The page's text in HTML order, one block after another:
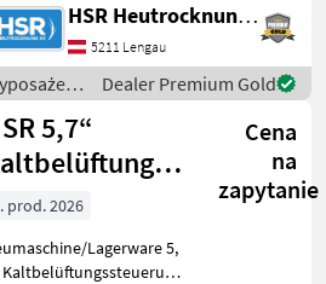
Mittelformat:
00mm = 3,
Fläche
auch in 3,
Stärke verfüg
HSR Heutrocknung SR GmbH
5211 Lengau
i
/
Dealer Premium Gold
5,7“
1-5
Heuboxen
Cena
na
zapytanie
prod. 2026
Lagerware 5,
Kaltbelüftungssteuerung